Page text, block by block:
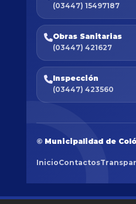
(03447) 15497187
Obras Sanitarias
(03447) 421627
Inspección
(03447) 423560
© Municipalidad de
InicioContactos